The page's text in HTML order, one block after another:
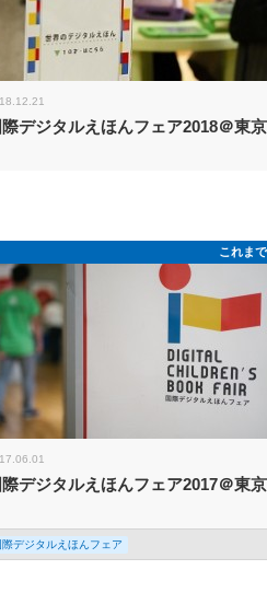
際デジタルえほんフェア2018＠東
これま
際デジタルえほんフェア2017＠東
際デジタルえほんフェア